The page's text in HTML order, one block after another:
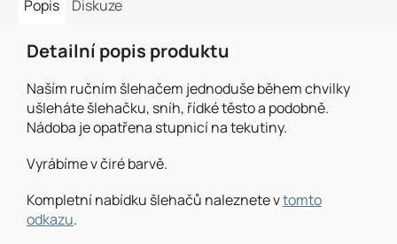
Popis Diskuze
Detailní popis produktu
Naším ručním šlehačem jednoduše během chvilky
ušleháte šlehačku, sníh, řídké těsto a podobně.
Nádoba je opatřena stupnicí na tekutiny.
Vyrábíme v čiré barvě.
Kompletní nabídku šlehačů naleznete vtomto
odkazu.